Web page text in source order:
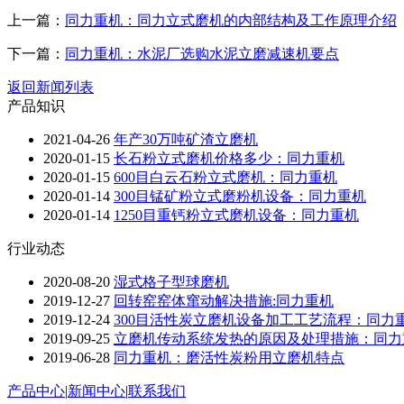
上一篇： 同力重机：同力立式磨机的内部结构及工作原理介绍
下一篇： 同力重机：水泥厂选购水泥立磨减速机要点
返回新闻列表
产品知识
2021-04-26 年产30万吨矿渣立磨机
2020-01-15 长石粉立式磨机价格多少：同力重机
2020-01-15 600目白云石粉立式磨机：同力重机
2020-01-14 300目锰矿粉立式磨粉机设备：同力重机
2020-01-14 1250目重钙粉立式磨机设备：同力重机
行业动态
2020-08-20 湿式格子型球磨机
2019-12-27 回转窑窑体窜动解决措施:同力重机
2019-12-24 300目活性炭立磨机设备加工工艺流程：同力
2019-09-25 立磨机传动系统发热的原因及处理措施：同
2019-06-28 同力重机：磨活性炭粉用立磨机特点
产品中心|新闻中心|联系我们